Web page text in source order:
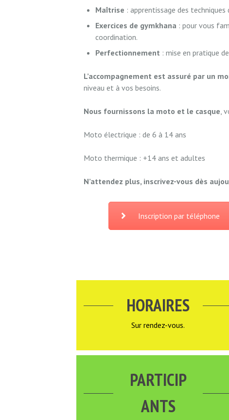
Maîtrise : apprentissage des
Exercices de gymkhana : pour vous
coordination.
Perfectionnement : mise en pratique
L’accompagnement est assuré par un
niveau et à vos besoins.
Nous fournissons la moto et le casque,
Moto électrique : de 6 à 14 ans
Moto thermique : +14 ans et adultes
N’attendez plus, inscrivez-vous dès
Inscription par téléphone
HORAIRES
Sur rendez-vous.
PARTICIP
ANTS